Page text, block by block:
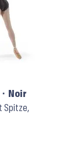
Noir
Spitze,